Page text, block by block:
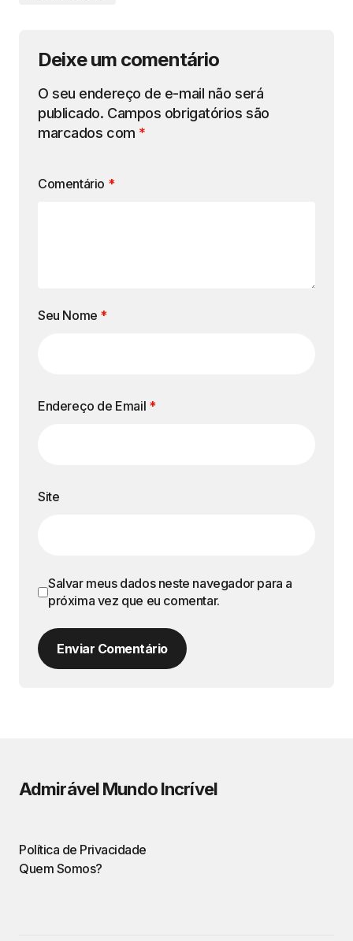
Deixe um comentário
O seu endereço de e-mail não será
publicado. Campos obrigatórios são
marcados com *
Comentário *
Seu Nome *
Endereço de Email *
Site
Salvar meus dados neste navegador para a
próxima vez que eu comentar.
Enviar Comentário
Admirável Mundo Incrível
Política de Privacidade
Quem Somos?